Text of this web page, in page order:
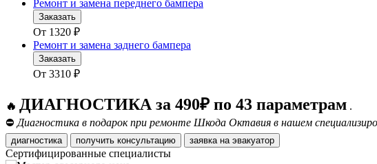
Ремонт и замена переднего бампера
Заказать
От 1320 ₽
Ремонт и замена заднего бампера
Заказать
От 3310 ₽
🔥 ДИАГНОСТИКА за 490₽ по 43 параметрам .
⛔ Диагностика в подарок при ремонте Шкода Октавия в нашем
диагностика получить консультацию заявка на эвакуатор
Сертифицированные специалисты